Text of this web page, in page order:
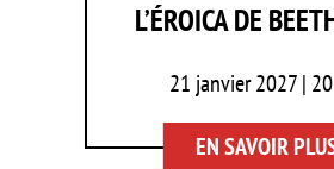
L’ÉROICA DE
21 janvier 2027 |
EN SAVOIR